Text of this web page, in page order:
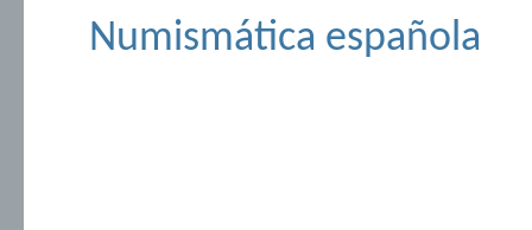
Numismática española